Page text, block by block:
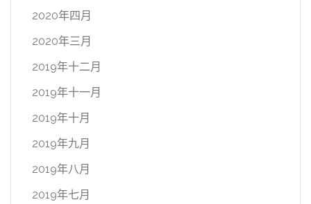
2020年四月
2020年三月
2019年十二月
2019年十一月
2019年十月
2019年九月
2019年八月
2019年七月